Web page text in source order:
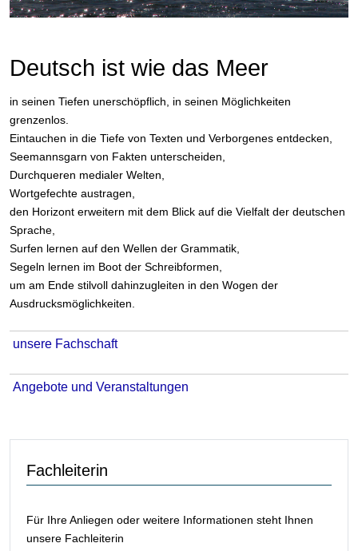
Deutsch ist wie das Meer
in seinen Tiefen unerschöpflich, in seinen Möglichkeiten
grenzenlos.
Eintauchen in die Tiefe von Texten und Verborgenes entdecken,
Seemannsgarn von Fakten unterscheiden,
Durchqueren medialer Welten,
Wortgefechte austragen,
den Horizont erweitern mit dem Blick auf die Vielfalt der deutschen
Sprache,
Surfen lernen auf den Wellen der Grammatik,
Segeln lernen im Boot der Schreibformen,
um am Ende stilvoll dahinzugleiten in den Wogen der
Ausdrucksmöglichkeiten.
unsere Fachschaft
Angebote und Veranstaltungen
Fachleiterin
Für Ihre Anliegen oder weitere Informationen steht Ihnen
unsere Fachleiterin